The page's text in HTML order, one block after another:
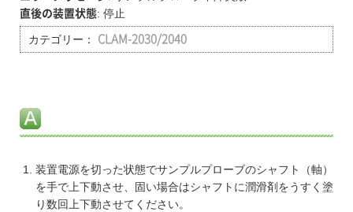
直後の装置状態: 停止
カテゴリー： CLAM-2030/2040
装置電源を切った状態でサンプルプローブのシャフト（軸）
を手で上下動させ、固い場合はシャフトに潤滑剤をうすく塗
り数回上下動させてください。